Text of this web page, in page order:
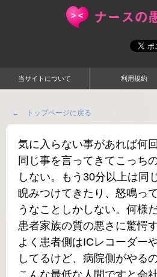
当サイトについて 利用規約
← トップページに戻る
気に入らない事があれば何
同じ事を言ってきてこっち
しない。もう30分以上は同
睨みつけてきたり、怒鳴っ
うなことしかしない。何様
患者家族の質の悪さに驚愕す
よく患者側はICレコーダー
してるけど、病院側がやる
こんな最低な人間ですと会